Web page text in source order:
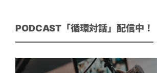
PODCAST「循環対話」配信中！